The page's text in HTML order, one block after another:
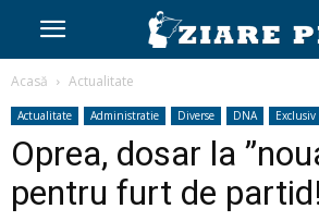
Acasă Actualitate
Actualitate Administratie Diverse DNA Exclusiv
Oprea, dosar la
pentru furt de partid!